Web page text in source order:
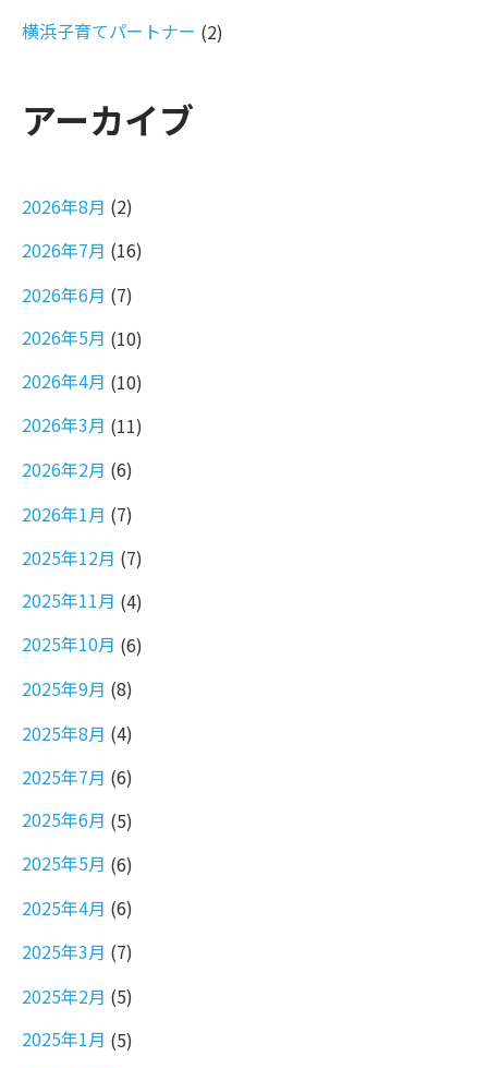
横浜子育てパートナー (2)
アーカイブ
2026年8月 (2)
2026年7月 (16)
2026年6月 (7)
2026年5月 (10)
2026年4月 (10)
2026年3月 (11)
2026年2月 (6)
2026年1月 (7)
2025年12月 (7)
2025年11月 (4)
2025年10月 (6)
2025年9月 (8)
2025年8月 (4)
2025年7月 (6)
2025年6月 (5)
2025年5月 (6)
2025年4月 (6)
2025年3月 (7)
2025年2月 (5)
2025年1月 (5)